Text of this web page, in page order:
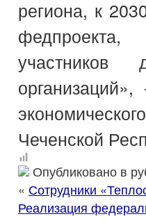
региона, к
Чеченской
Опубликовано в
« Сотрудники
Реализация